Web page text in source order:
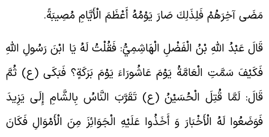
آخِرَهُمْ فَلِذَلِكَ صَارَ يَوْمُهُ أَعْظَمَ الْأَيَّامِ مُصِيبَةً.
عَبْدُ اللَّهِ بْنُ الْفَضْلِ الْهَاشِمِيُّ: فَقُلْتُ لَهُ يَا ابْنَ رَسُولِ اللَّهِ
سَمَّتِ الْعَامَّةُ يَوْمَ عَاشُورَاءَ يَوْمَ بَرَكَةٍ؟ فَبَكَى (ع) ثُمَّ
لَمَّا قُتِلَ الْحُسَيْنُ (ع) تَقَرَّبَ النَّاسُ بِالشَّامِ إِلَى يَزِيدَ
لَهُ الْأَخْبَارَ وَ أَخَذُوا عَلَيْهِ الْجَوَائِزَ مِنَ الْأَمْوَالِ فَكَانَ